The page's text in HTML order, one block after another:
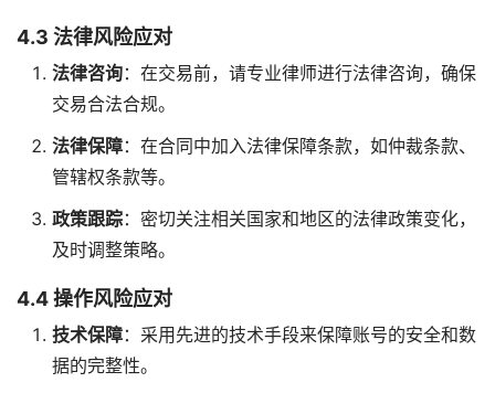
4.3 法律风险应对
法律咨询：在交易前，请专业律师进行法律咨询，确保
交易合法合规。
法律保障：在合同中加入法律保障条款，如仲裁条款、
管辖权条款等。
政策跟踪：密切关注相关国家和地区的法律政策变化，
及时调整策略。
4.4 操作风险应对
技术保障：采用先进的技术手段来保障账号的安全和数
据的完整性。